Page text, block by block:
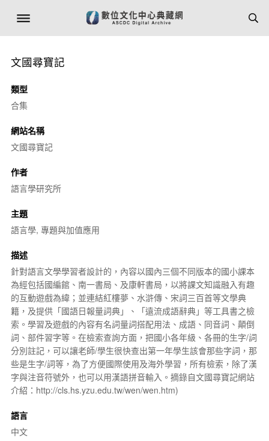
文國尋寶記
類型
合集
網站名稱
文國尋寶記
作者
語言學研究所
主題
語言學, 專題與加值應用
描述
針對語言文學學習者設計的，內容以國內三個不同版本的國小課本
為經包括國編館、南一書局、及康軒書局，以將課文知識融入有趣
的互動遊戲為緯；並連結紅樓夢 、 水滸傳、宋詞三百首等文學典
籍，及提供「國語日報量詞典」、「遠流成語辭典」等工具書之檢
索。學習及遊戲的內容有名詞量詞搭配用法、成語、同音詞、顛倒
詞、部件習字等。在檢索查詢方面，把國小各年級、各冊的生字/詞
分別註記，可以讓老師/學生很快查出第一年學生該會那些字詞，那
些是生字/詞等，為了方便國際使用及海外學習，所有檢索，除了漢
字與注音符號外，也可以用漢語拼音輸入。摘錄自文國尋寶記網站
介紹： http://cls.hs.yzu.edu.tw/wen/wen.htm)
語言
中文